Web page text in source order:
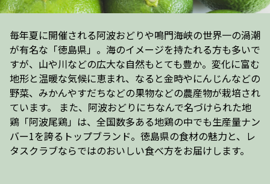
毎年夏に開催される阿波おどりや鳴門海峡の世界一の渦潮
が有名な「徳島県」。海のイメージを持たれる方も多いで
すが、山や川などの広大な自然もとても豊か。変化に富む
地形と温暖な気候に恵まれ、なると金時やにんじんなどの
野菜、みかんやすだちなどの果物などの農産物が栽培され
ています。 また、阿波おどりにちなんで名づけられた地
鶏「阿波尾鶏」は、全国数多ある地鶏の中でも生産量ナン
バー1を誇るトップブランド。徳島県の食材の魅力と、レ
タスクラブならではのおいしい食べ方をお届けします。